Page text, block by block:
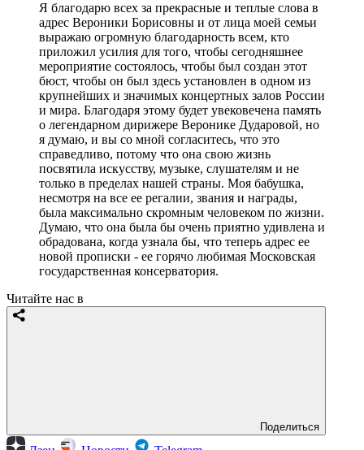
Я благодарю всех за прекрасные и теплые слова в
адрес Вероники Борисовны и от лица моей семьи
выражаю огромную благодарность всем, кто
приложил усилия для того, чтобы сегодняшнее
мероприятие состоялось, чтобы был создан этот
бюст, чтобы он был здесь установлен в одном из
крупнейших и значимых концертных залов России
и мира. Благодаря этому будет увековечена память
о легендарном дирижере Веронике Дударовой, но
я думаю, и вы со мной согласитесь, что это
справедливо, потому что она свою жизнь
посвятила искусству, музыке, слушателям и не
только в пределах нашей страны. Моя бабушка,
несмотря на все ее регалии, звания и награды,
была максимально скромным человеком по жизни.
Думаю, что она была бы очень приятно удивлена и
обрадована, когда узнала бы, что теперь адрес ее
новой прописки - ее горячо любимая Московская
государственная консерватория.
Читайте нас в
Поделиться